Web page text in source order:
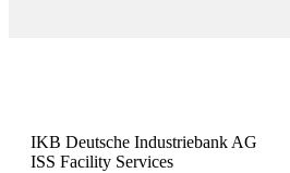
IKB Deutsche Industriebank AG
ISS Facility Services